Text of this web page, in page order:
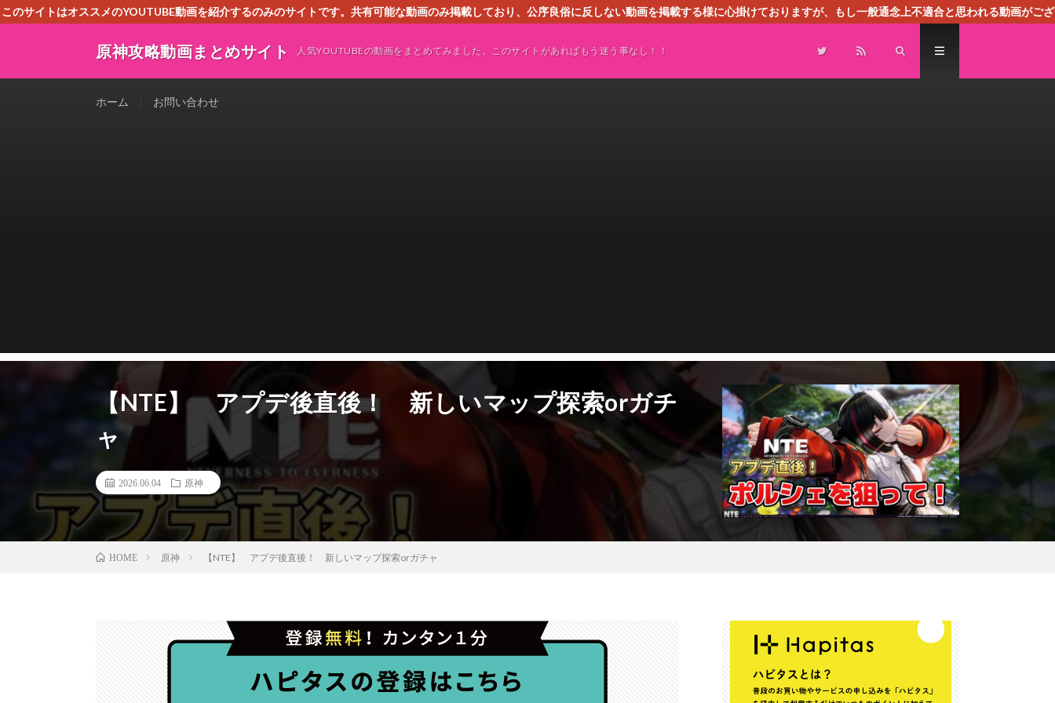
このサイトはオススメのYOUTUBE動画を紹介するのみのサイトです。共有可能な動画のみ掲載しており、公序良俗に反しない動画を掲載する様に心掛けておりますが、もし一般通念上不適合と思われる動画がござ
原神攻略動画まとめサイト 人気YOUTUBEの動画をまとめてみました。このサイトがあればもう迷う事なし！！
ホーム お問い合わせ
【NTE】 アプデ後直後！ 新しいマップ探索orガチ
ャ
2026.06.04 原神
HOME 原神 【NTE】 アプデ後直後！ 新しいマップ探索orガチャ